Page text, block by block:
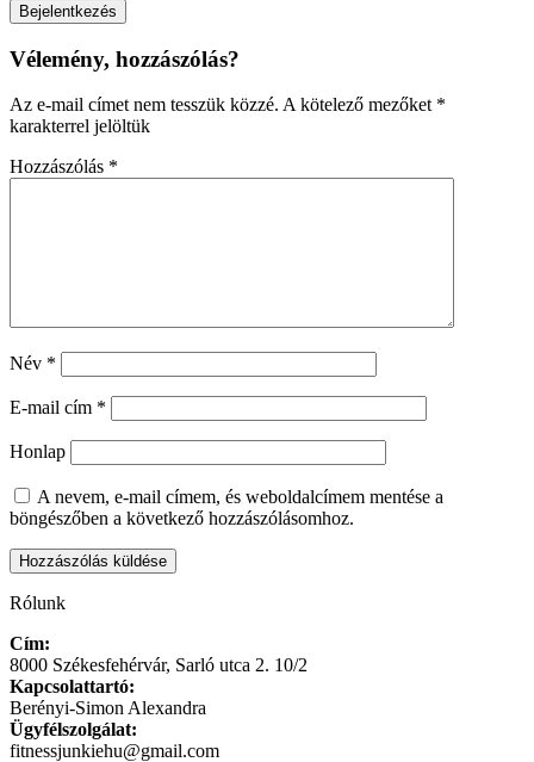
Vélemény, hozzászólás?
Az e-mail címet nem tesszük közzé. A kötelező mezőket *
karakterrel jelöltük
Hozzászólás *
Név *
E-mail cím *
Honlap
A nevem, e-mail címem, és weboldalcímem mentése a
böngészőben a következő hozzászólásomhoz.
Rólunk
Cím:
8000 Székesfehérvár, Sarló utca 2. 10/2
Kapcsolattartó:
Berényi-Simon Alexandra
Ügyfélszolgálat:
fitnessjunkiehu@gmail.com